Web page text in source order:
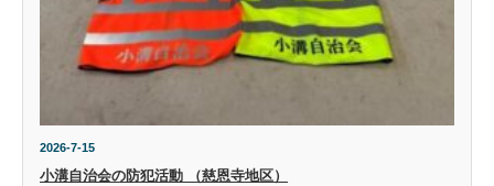
2026-7-15
小溝自治会の防犯活動 （慈恩寺地区）